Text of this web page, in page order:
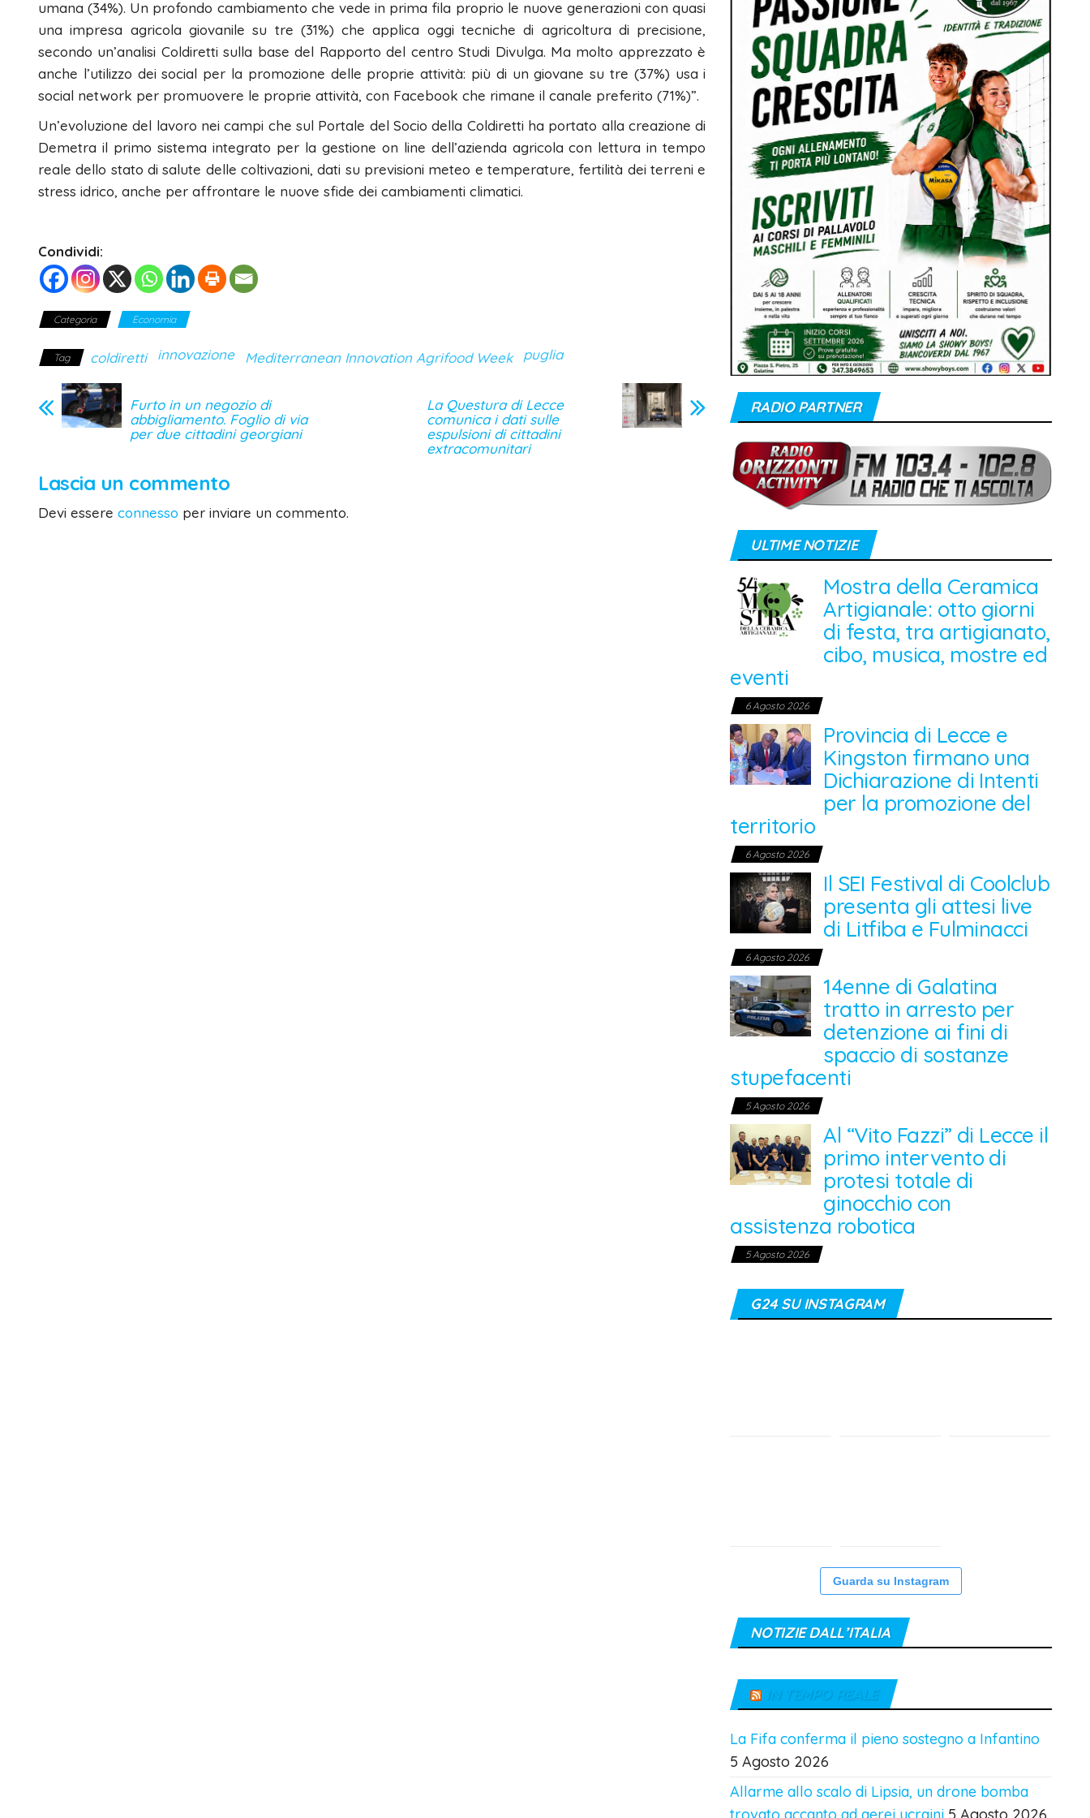
umana (34%). Un profondo cambiamento che vede in prima fila proprio le nuove generazioni con quasi
una impresa agricola giovanile su tre (31%) che applica oggi tecniche di agricoltura di precisione,
secondo un’analisi Coldiretti sulla base del Rapporto del centro Studi Divulga. Ma molto apprezzato è
anche l’utilizzo dei social per la promozione delle proprie attività: più di un giovane su tre (37%) usa i
social network per promuovere le proprie attività, con Facebook che rimane il canale preferito (71%)”.
Un’evoluzione del lavoro nei campi che sul Portale del Socio della Coldiretti ha portato alla creazione di
Demetra il primo sistema integrato per la gestione on line dell’azienda agricola con lettura in tempo
reale dello stato di salute delle coltivazioni, dati su previsioni meteo e temperature, fertilità dei terreni e
stress idrico, anche per affrontare le nuove sfide dei cambiamenti climatici.
Condividi:
Categoria Economia
Tag coldiretti innovazione Mediterranean Innovation Agrifood Week puglia
Furto in un negozio di
abbigliamento. Foglio di via
per due cittadini georgiani
La Questura di Lecce
comunica i dati sulle
espulsioni di cittadini
extracomunitari
Lascia un commento
Devi essere connesso per inviare un commento.
RADIO PARTNER
ULTIME NOTIZIE
Mostra della Ceramica
Artigianale: otto giorni
di festa, tra artigianato,
cibo, musica, mostre ed
eventi
6 Agosto 2026
Provincia di Lecce e
Kingston firmano una
Dichiarazione di Intenti
per la promozione del
territorio
6 Agosto 2026
Il SEI Festival di Coolclub
presenta gli attesi live
di Litfiba e Fulminacci
6 Agosto 2026
14enne di Galatina
tratto in arresto per
detenzione ai fini di
spaccio di sostanze
stupefacenti
5 Agosto 2026
Al “Vito Fazzi” di Lecce il
primo intervento di
protesi totale di
ginocchio con
assistenza robotica
5 Agosto 2026
G24 SU INSTAGRAM
Guarda su Instagram
NOTIZIE DALL’ITALIA
IN TEMPO REALE
La Fifa conferma il pieno sostegno a Infantino
5 Agosto 2026
Allarme allo scalo di Lipsia, un drone bomba